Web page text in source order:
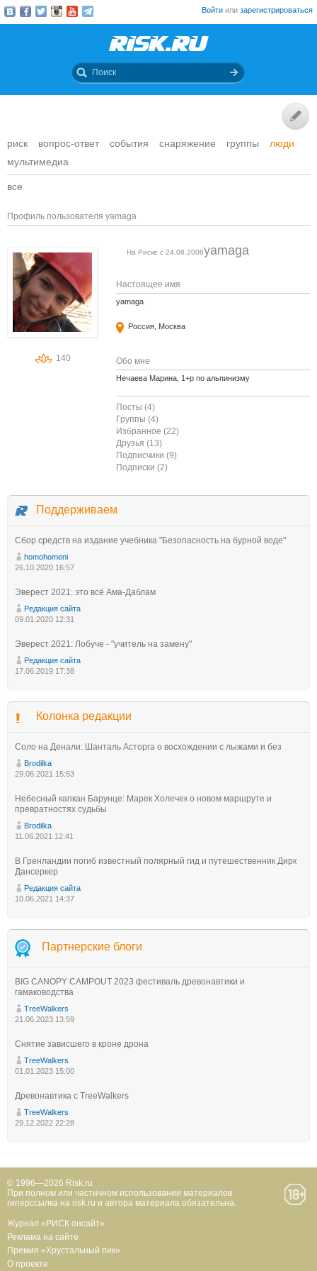
Войти или зарегистрироваться
риск вопрос-ответ события снаряжение группы
люди
мультимедиа
все
Профиль пользователя yamaga
140
yamaga
На Риске с 24.08.2008
Настоящее имя
yamaga
Россия, Москва
Обо мне
Нечаева Марина, 1+р по альпинизму
Посты (4)
Группы (4)
Избранное (22)
Друзья (13)
Подписчики (9)
Подписки (2)
Поддерживаем
Сбор средств на издание учебника "Безопасность на бурной воде"
homohomeni
26.10.2020 16:57
Эверест 2021: это всё Ама-Даблам
Редакция сайта
09.01.2020 12:31
Эверест 2021: Лобуче - "учитель на замену"
Редакция сайта
17.06.2019 17:38
Колонка редакции
Соло на Денали: Шанталь Асторга о восхождении с лыжами и без
Brodilka
29.06.2021 15:53
Небесный капкан Барунце: Марек Холечек о новом маршруте и
превратностях судьбы
Brodilka
11.06.2021 12:41
В Гренландии погиб известный полярный гид и путешественник Дирк
Дансеркер
Редакция сайта
10.06.2021 14:37
Партнерские блоги
BIG CANOPY CAMPOUT 2023 фестиваль древонавтики и
гамаководства
TreeWalkers
21.06.2023 13:59
Снятие зависшего в кроне дрона
TreeWalkers
01.01.2023 15:00
Древонавтика с TreeWalkers
TreeWalkers
29.12.2022 22:28
© 1996—2026 Risk.ru
При полном или частичном использовании материалов
гиперссылка на risk.ru и автора материала обязательна.
Журнал «РИСК онсайт»
Реклама на сайте
Премия «Хрустальный пик»
О проекте